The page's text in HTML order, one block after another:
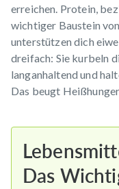
erreichen. Protein,
wichtiger Baustein
unterstützen dich
dreifach: Sie kurbeln
langanhaltend und
Das beugt
Das